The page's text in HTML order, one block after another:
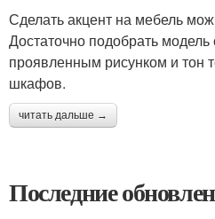
Сделать акцент на мебель
Достаточно подобрать модель
проявленным рисунком и тон
шкафов.
читать дальше →
Последние